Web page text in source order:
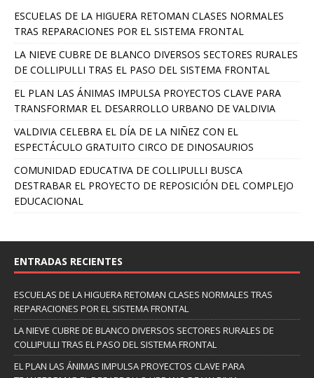
ESCUELAS DE LA HIGUERA RETOMAN CLASES NORMALES
TRAS REPARACIONES POR EL SISTEMA FRONTAL
LA NIEVE CUBRE DE BLANCO DIVERSOS SECTORES RURALES
DE COLLIPULLI TRAS EL PASO DEL SISTEMA FRONTAL
EL PLAN LAS ÁNIMAS IMPULSA PROYECTOS CLAVE PARA
TRANSFORMAR EL DESARROLLO URBANO DE VALDIVIA
VALDIVIA CELEBRA EL DÍA DE LA NIÑEZ CON EL
ESPECTÁCULO GRATUITO CIRCO DE DINOSAURIOS
COMUNIDAD EDUCATIVA DE COLLIPULLI BUSCA
DESTRABAR EL PROYECTO DE REPOSICIÓN DEL COMPLEJO
EDUCACIONAL
ENTRADAS RECIENTES
ESCUELAS DE LA HIGUERA RETOMAN CLASES NORMALES TRAS
REPARACIONES POR EL SISTEMA FRONTAL
LA NIEVE CUBRE DE BLANCO DIVERSOS SECTORES RURALES DE
COLLIPULLI TRAS EL PASO DEL SISTEMA FRONTAL
EL PLAN LAS ÁNIMAS IMPULSA PROYECTOS CLAVE PARA